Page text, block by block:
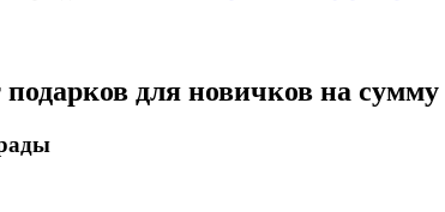
для новичков на